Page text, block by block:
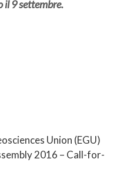
il 9 settembre.
Union (EGU)
2016 – Call-for-